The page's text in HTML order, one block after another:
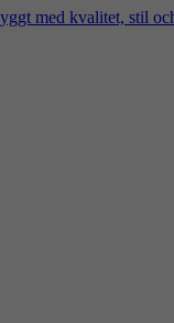
med kvalitet, stil